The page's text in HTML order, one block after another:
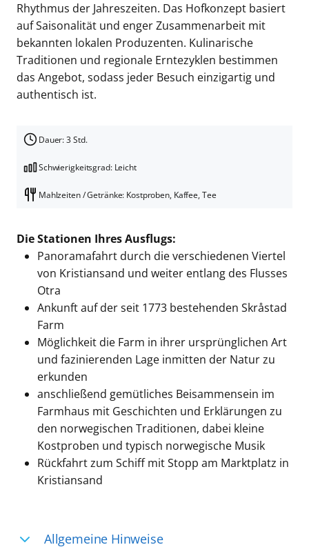
Rhythmus der Jahreszeiten. Das Hofkonzept basiert
auf Saisonalität und enger Zusammenarbeit mit
bekannten lokalen Produzenten. Kulinarische
Traditionen und regionale Erntezyklen bestimmen
das Angebot, sodass jeder Besuch einzigartig und
authentisch ist.
Dauer: 3 Std.
Schwierigkeitsgrad: Leicht
Mahlzeiten / Getränke: Kostproben, Kaffee, Tee
Die Stationen Ihres Ausflugs:
Panoramafahrt durch die verschiedenen Viertel
von Kristiansand und weiter entlang des Flusses
Otra
Ankunft auf der seit 1773 bestehenden Skråstad
Farm
Möglichkeit die Farm in ihrer ursprünglichen Art
und fazinierenden Lage inmitten der Natur zu
erkunden
anschließend gemütliches Beisammensein im
Farmhaus mit Geschichten und Erklärungen zu
den norwegischen Traditionen, dabei kleine
Kostproben und typisch norwegische Musik
Rückfahrt zum Schiff mit Stopp am Marktplatz in
Kristiansand
Allgemeine Hinweise